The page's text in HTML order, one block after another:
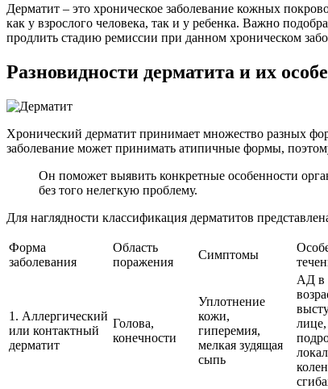
Дерматит – это хроническое заболевание кожных
как у взрослого человека, так и у ребенка. Важно
продлить стадию ремиссии при данном хроническом
Разновидности дерматита и их
Хронический дерматит принимает множество разных
заболевание может принимать атипичные формы,
Он поможет выявить конкретные особенности
без того нелегкую проблему.
Для наглядности классификация дерматитов
Форма
заболевания
Область
поражения
Симптомы
1. Аллергический
или контактный
дерматит
Голова,
конечности
Уплотнение
кожи,
гиперемия,
мелкая зудящая
сыпь
АД в
лице,